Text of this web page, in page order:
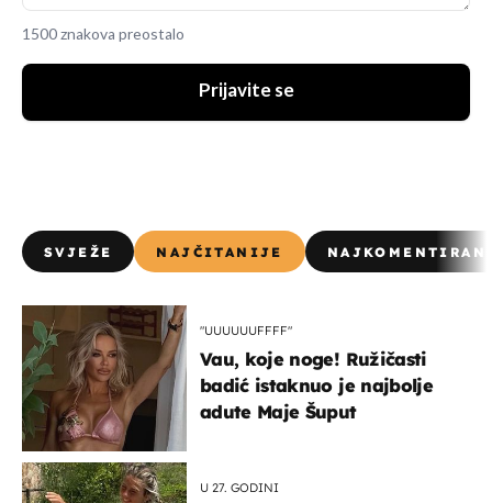
1500 znakova preostalo
Prijavite se
SVJEŽE NAJČITANIJE
"UUUUUUFFFF"
Vau, koje noge! Ružičasti
badić istaknuo je najbolje
adute Maje Šuput
U 27. GODINI